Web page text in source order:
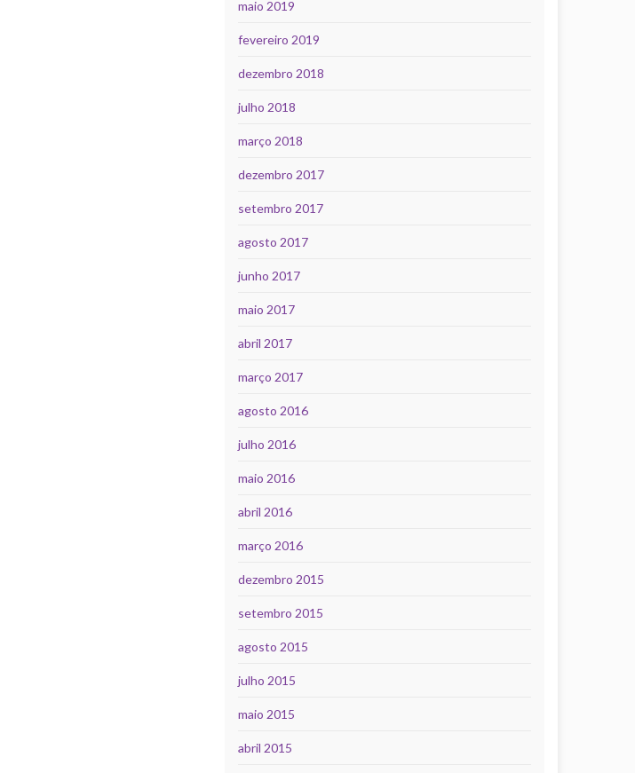
maio 2019
fevereiro 2019
dezembro 2018
julho 2018
março 2018
dezembro 2017
setembro 2017
agosto 2017
junho 2017
maio 2017
abril 2017
março 2017
agosto 2016
julho 2016
maio 2016
abril 2016
março 2016
dezembro 2015
setembro 2015
agosto 2015
julho 2015
maio 2015
abril 2015